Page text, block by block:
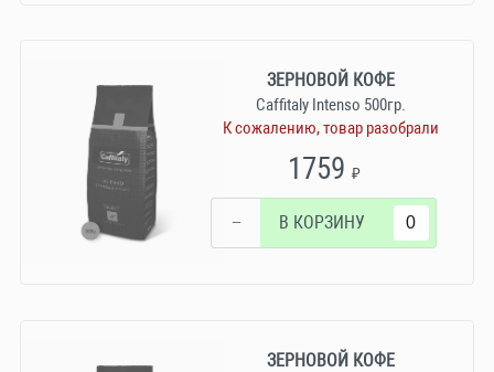
ЗЕРНОВОЙ КОФЕ
Caffitaly Intenso 500гр.
К сожалению, товар разобрали
1759 ₽
− В КОРЗИНУ
ЗЕРНОВОЙ КОФЕ